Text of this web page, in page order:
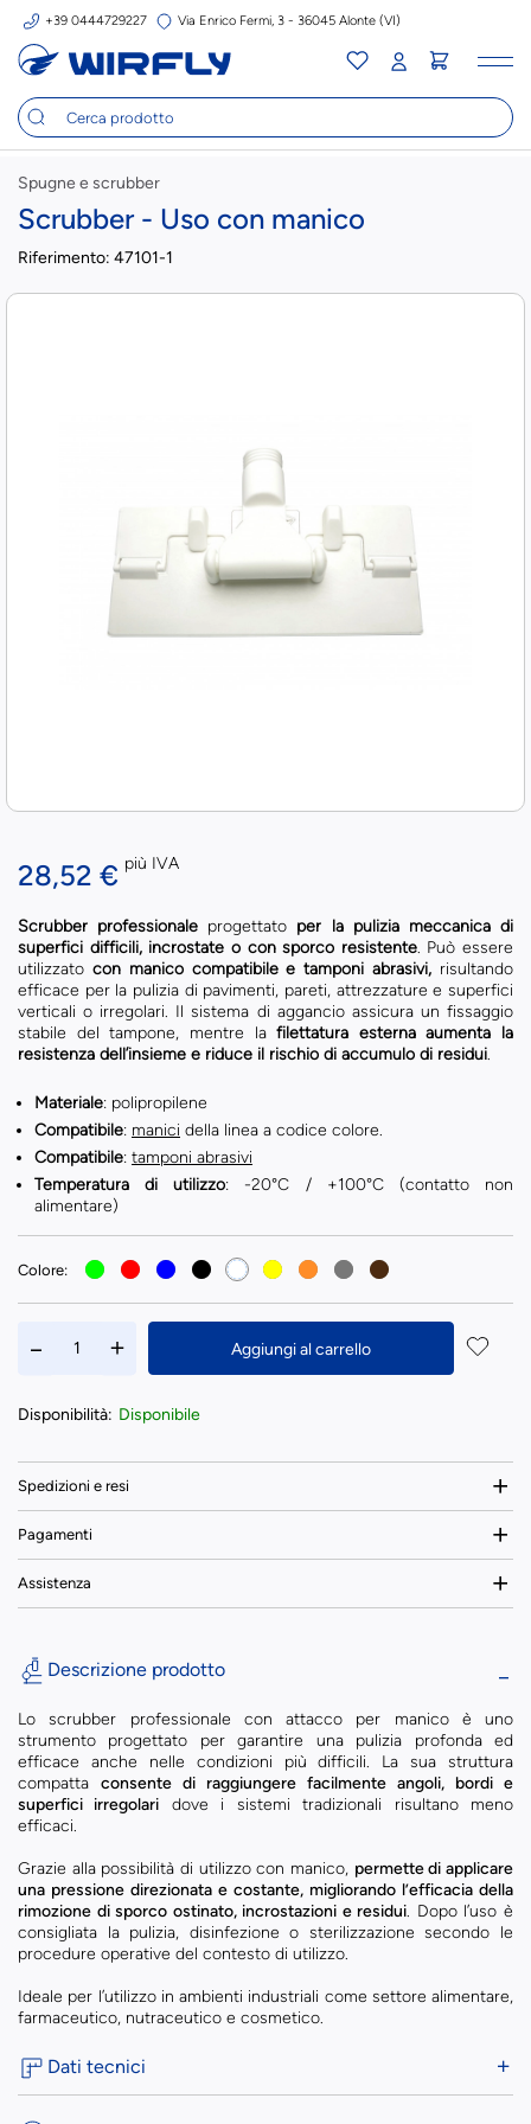
+39 0444729227 Via Enrico Fermi, 3 - 36045 Alonte (VI)
Spugne e scrubber
Scrubber - Uso con manico
Riferimento: 47101-1
28,52 € più IVA
Scrubber professionale progettato per la pulizia meccanica di
superfici difficili, incrostate o con sporco resistente. Può essere
utilizzato con manico compatibile e tamponi abrasivi, risultando
efficace per la pulizia di pavimenti, pareti, attrezzature e superfici
verticali o irregolari. Il sistema di aggancio assicura un fissaggio
stabile del tampone, mentre lafilettatura esterna aumenta la
resistenza dell’insieme e riduce il rischio di accumulo di residui.
Materiale: polipropilene
Compatibile: manici della linea a codice colore.
Compatibile: tamponi abrasivi
Temperatura di utilizzo: -20°C / +100°C (contatto non
alimentare)
Colore:
Aggiungi al carrello
Disponibilità: Disponibile
Spedizioni e resi
Pagamenti
Assistenza
Descrizione prodotto
Lo scrubber professionale con attacco per manico è uno
strumento progettato per garantire una pulizia profonda ed
efficace anche nelle condizioni più difficili. La sua struttura
compatta consente di raggiungere facilmente angoli, bordi e
superfici irregolari dove i sistemi tradizionali risultano meno
efficaci.
Grazie alla possibilità di utilizzo con manico, permette di applicare
una pressione direzionata e costante, migliorando l’efficacia della
rimozione di sporco ostinato, incrostazioni e residui. Dopo l’uso è
consigliata la pulizia, disinfezione o sterilizzazione secondo le
procedure operative del contesto di utilizzo.
Ideale per l’utilizzo in ambienti industriali come settore alimentare,
farmaceutico, nutraceutico e cosmetico.
Dati tecnici